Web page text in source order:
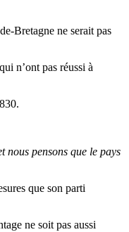
Bretagne ne serait pas
n’ont pas réussi à
nous pensons que le pays
que son parti
ne soit pas aussi